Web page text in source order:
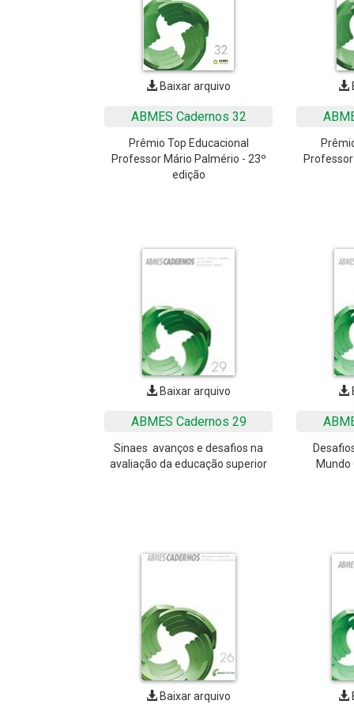
Baixar arquivo
ABMES Cadernos 32
Prêmio Top Educacional
Professor Mário Palmério - 23º
edição
Baixar arquivo
ABMES Cadernos 29
Sinaes  avanços e desafios na
avaliação da educação superior
Mundo
Baixar arquivo